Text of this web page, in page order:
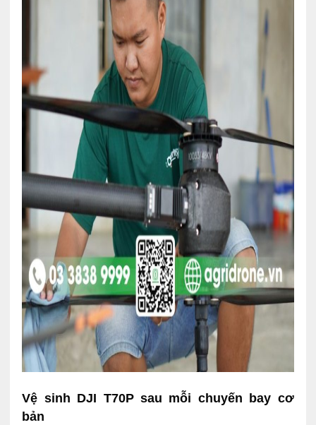
Vệ sinh DJI T70P sau mỗi chuyến bay cơ
bản